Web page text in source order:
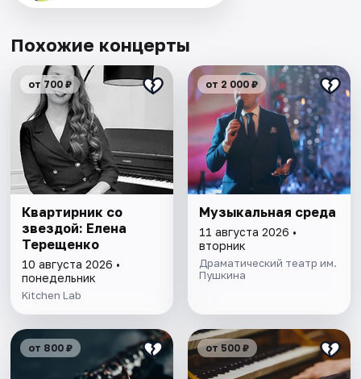
Похожие концерты
от 700 ₽
Квартирник со
звездой: Елена
Терещенко
10 августа 2026 •
понедельник
Kitchen Lab
от 2 000 ₽
Музыкальная среда
11 августа 2026 •
вторник
Драматический театр им.
Пушкина
от 800 ₽ от 500 ₽